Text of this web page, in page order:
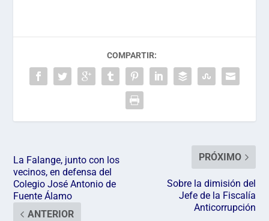
COMPARTIR:
La Falange, junto con los
vecinos, en defensa del
Colegio José Antonio de
Fuente Álamo
ANTERIOR
PRÓXIMO
Sobre la dimisión del
Jefe de la Fiscalía
Anticorrupción